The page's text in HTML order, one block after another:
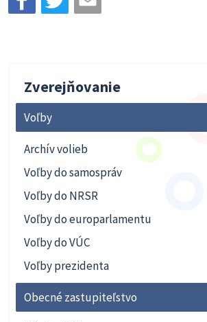
Zverejňovanie
Voľby
Archív volieb
Voľby do samospráv
Voľby do NRSR
Voľby do europarlamentu
Voľby do VÚC
Voľby prezidenta
Obecné zastupiteľstvo